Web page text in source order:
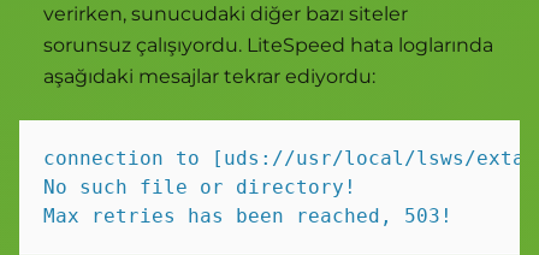
verirken, sunucudaki diğer bazı siteler
sorunsuz çalışıyordu. LiteSpeed hata loglarında
aşağıdaki mesajlar tekrar ediyordu:
connection to [uds://usr/local/lsws/
No such file or directory!